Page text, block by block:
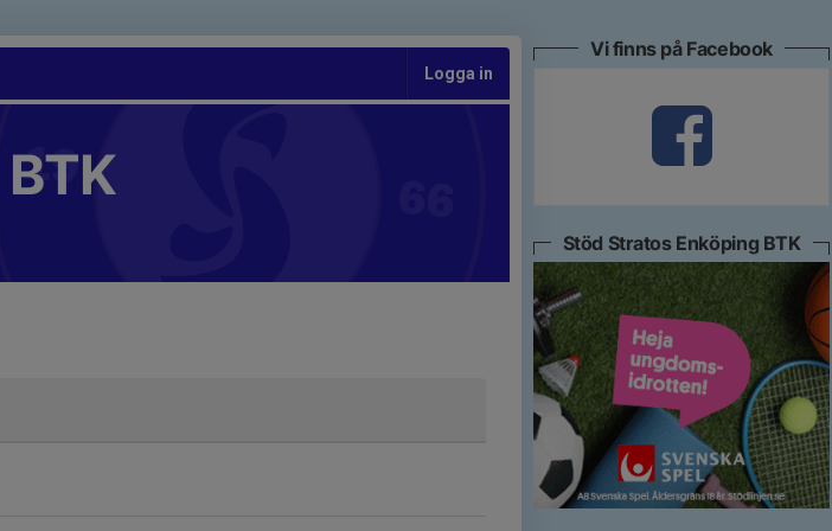
Logga in
Vi finns på Facebook
Stöd Stratos Enköping BTK